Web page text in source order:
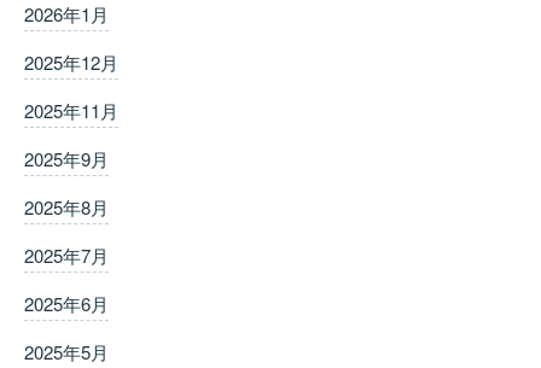
2026年1月
2025年12月
2025年11月
2025年9月
2025年8月
2025年7月
2025年6月
2025年5月